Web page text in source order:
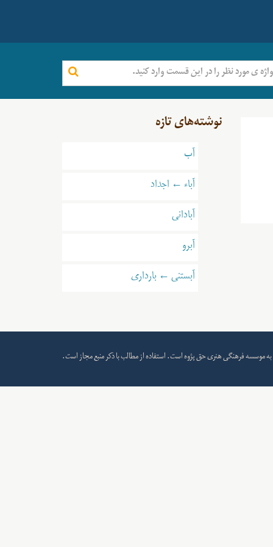
نوشته‌های تازه
آب
آباء ← اجداد
آبادانی
آبرو
آبستنی ← بارداری
موسسه فرهنگی هنری حق پژوه است. استفاده از مطالب با ذکر منبع مجاز است.